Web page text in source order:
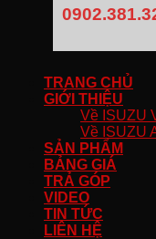
TRANG CHỦ
GIỚI THIỆU
Về ISUZU
Về ISUZU
SẢN PHẨM
BẢNG GIÁ
TRẢ GÓP
VIDEO
TIN TỨC
LIÊN HỆ